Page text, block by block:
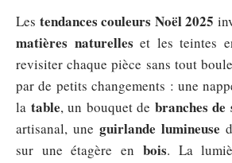
Les tendances couleurs Noël 2025
matières naturelles et les teintes
revisiter chaque pièce sans tout
par de petits changements : une
la table, un bouquet de branches de
artisanal, une guirlande lumineuse
sur une étagère en bois. La